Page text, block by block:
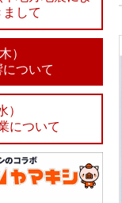
して
）
ついて
）
について